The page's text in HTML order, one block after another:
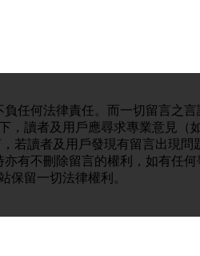
任何法律責任。而一切留言之言
，讀者及用戶應尋求專業意見（
若讀者及用戶發現有留言出現問
有不刪除留言的權利，如有任何
保留一切法律權利。